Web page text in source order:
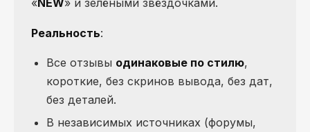
«NEW» и зелёными звёздочками.
Реальность:
Все отзывы одинаковые по стилю,
короткие, без скринов вывода, без дат,
без деталей.
В независимых источниках (форумы,